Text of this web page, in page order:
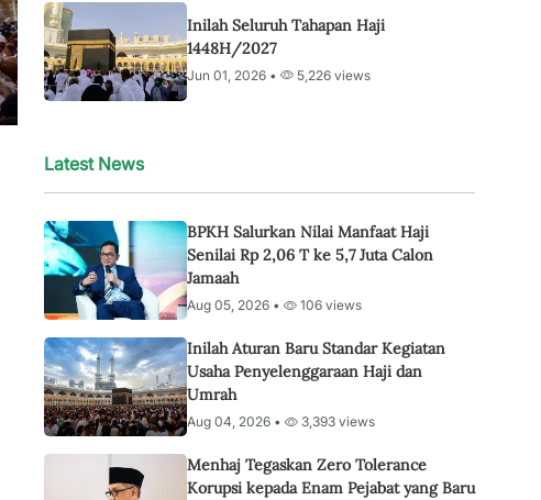
Inilah Seluruh Tahapan Haji
1448H/2027
Jun 01, 2026 • 5,226 views
Latest News
BPKH Salurkan Nilai Manfaat Haji
Senilai Rp 2,06 T ke 5,7 Juta Calon
Jamaah
Aug 05, 2026 • 106 views
Inilah Aturan Baru Standar Kegiatan
Usaha Penyelenggaraan Haji dan
Umrah
Aug 04, 2026 • 3,393 views
Menhaj Tegaskan Zero Tolerance
Korupsi kepada Enam Pejabat yang Baru